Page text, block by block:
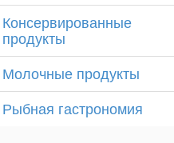
Консервированные
продукты
Молочные продукты
Рыбная гастрономия